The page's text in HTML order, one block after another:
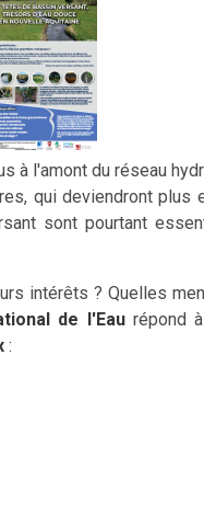
à l'amont du réseau
qui deviendront
sont pourtant
intérêts ? Quelles
de l'Eaurépond
: